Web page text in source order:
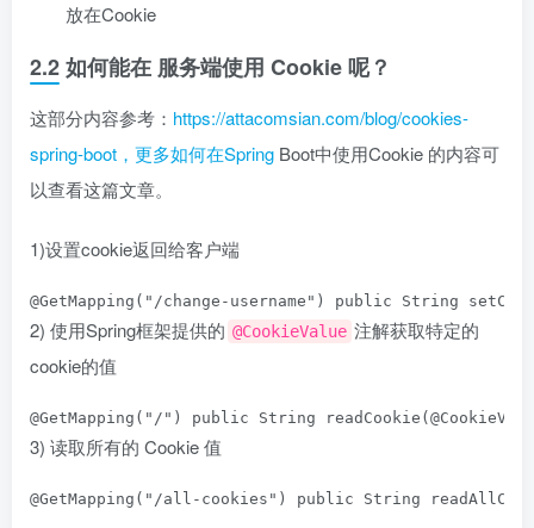
放在Cookie
2.2 如何能在 服务端使用 Cookie 呢？
这部分内容参考： https://attacomsian.com/blog/cookies-
spring-boot，更多如何在Spring Boot中使用Cookie 的内容可
以查看这篇文章。
1)设置cookie返回给客户端
@GetMapping ( "/change-username" ) public String
2) 使用Spring框架提供的 @CookieValue 注解获取特定的
cookie的值
@GetMapping ( "/" ) public String readCookie (
3) 读取所有的 Cookie 值
@GetMapping ( "/all-cookies" ) public String